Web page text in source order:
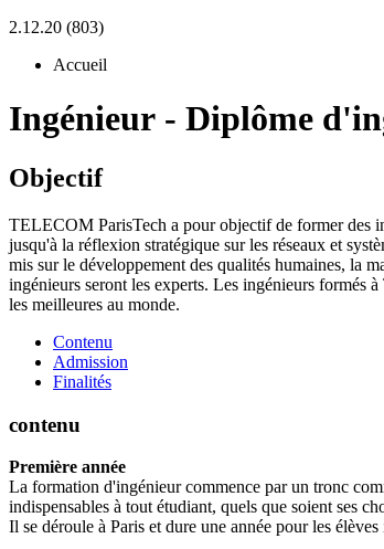
2.12.20 (803)
Accueil
Ingénieur - Diplôme
Objectif
TELECOM ParisTech a pour objectif de former des
jusqu'à la réflexion stratégique sur les réseaux et
mis sur le développement des qualités humaines, la
ingénieurs seront les experts. Les ingénieurs formés
les meilleures au monde.
Contenu
Admission
Finalités
contenu
Première année
La formation d'ingénieur commence par un tronc
indispensables à tout étudiant, quels que soient ses
Il se déroule à Paris et dure une année pour les